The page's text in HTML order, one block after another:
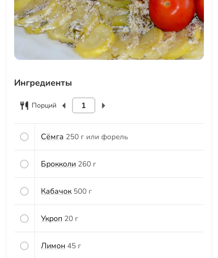
Ингредиенты
Порций
Сёмга 250 г или форель
Брокколи 260 г
Кабачок 500 г
Укроп 20 г
Лимон 45 г